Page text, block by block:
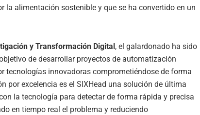
la alimentación sostenible y que se ha convertido en un
y Transformación Digital, el galardonado ha sido
de desarrollar proyectos de automatización
tecnologías innovadoras comprometiéndose de forma
por excelencia es el SIXHead una solución de última
la tecnología para detectar de forma rápida y precisa
en tiempo real el problema y reduciendo